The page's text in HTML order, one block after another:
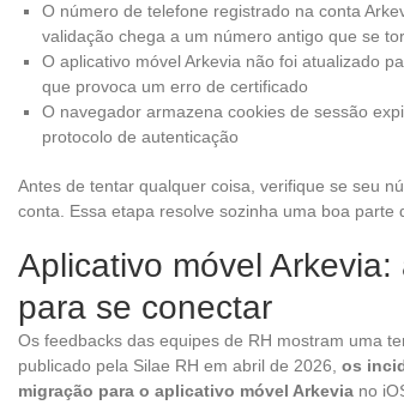
O número de telefone registrado na conta
validação chega a um número antigo que se
O aplicativo móvel Arkevia não foi atualizado
que provoca um erro de certificado
O navegador armazena cookies de sessão
protocolo de autenticação
Antes de tentar qualquer coisa, verifique se seu
conta. Essa etapa resolve sozinha uma boa parte
Aplicativo móvel
para se conectar
Os feedbacks das equipes de RH mostram uma
publicado pela Silae RH em abril de 2026, os
migração para o aplicativo móvel Arkevia no